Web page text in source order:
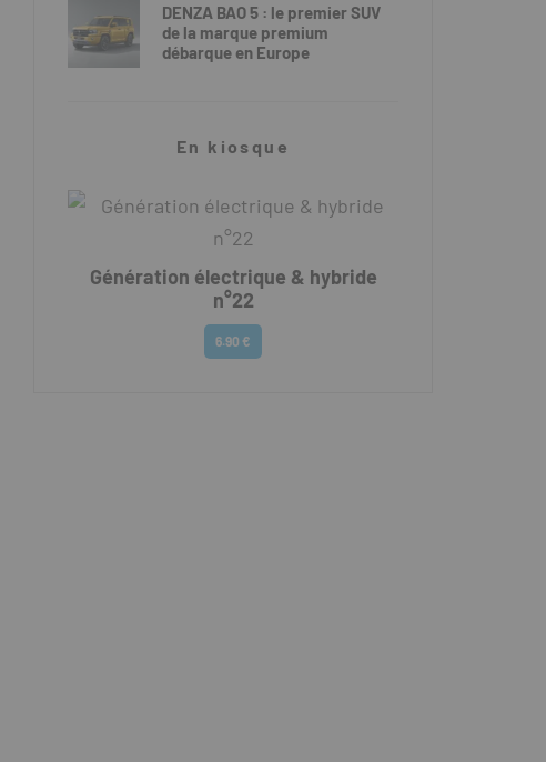
DENZA BAO 5 : le premier SUV
de la marque premium
débarque en Europe
En kiosque
Génération électrique & hybride
n°22
6.90 €